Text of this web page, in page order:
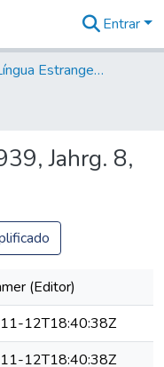
Entrar
Jornais em Língua Estrangeira
Jahrg. 8,
(Editor)
12T18:40:38Z
12T18:40:38Z